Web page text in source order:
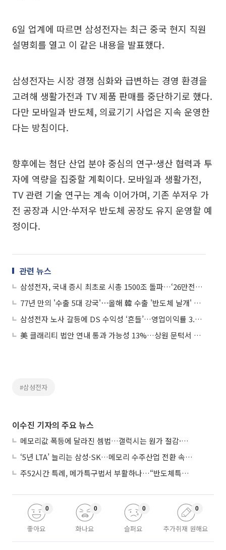
6일 업계에 따르면 삼성전자는 최근 중국 현지 직원
설명회를 열고 이 같은 내용을 발표했다.
삼성전자는 시장 경쟁 심화와 급변하는 경영 환경을
고려해 생활가전과 TV 제품 판매를 중단하기로 했다.
다만 모바일과 반도체, 의료기기 사업은 지속 운영한
다는 방침이다.
향후에는 첨단 산업 분야 중심의 연구·생산 협력과 투
자에 역량을 집중할 계획이다. 모바일과 생활가전,
TV 관련 기술 연구는 계속 이어가며, 기존 쑤저우 가
전 공장과 시안·쑤저우 반도체 공장도 유지 운영할 예
정이다.
관련 뉴스
삼성전자, 국내 증시 최초로 시총 1500조 돌파…‘26만전자’ 시대 도래
77년 만의 '수출 5대 강국'⋯올해 韓 수출 '반도체 날개' 달고 日 추월 가시권
삼성전자 노사 갈등에 DS 수익성 ‘흔들’…영업이익률 3.5%p↓ 전망
美 클래리티 법안 연내 통과 가능성 13%…상원 문턱서 제동
#삼성전자
이수진 기자의 주요 뉴스
메모리값 폭등에 달라진 셈법…갤럭시는 원가 절감·아이폰은 서비스 확대
‘5년 LTA’ 늘리는 삼성·SK…메모리 수주산업 전환 속 다른 셈법
주52시간 특례, 메가특구법서 부활하나…“반도체특별법 담겨야”
좋아요
0
화나요
0
슬퍼요
0
추가취재 원해요
0